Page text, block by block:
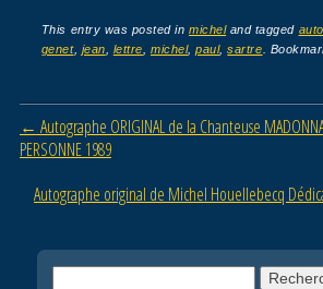
c
e
b
o
o
k
tt
er
ail
ta
g
er
This entry was posted inmicheland tagged
genet, jean lettre michel,paul,sartre .
Post navigation
← Autographe ORIGINAL de la Chanteuse
PERSONNE 1989
Autographe original de Michel Houellebecq